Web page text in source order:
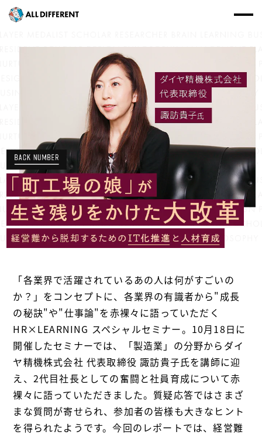
「各業界で活躍されているあの人は何がすごいの
か？」をコンセプトに、各業界の有識者から"成長
の秘訣"や"仕事論"を赤裸々に語っていただく
HR×LEARNING スペシャルセミナー。10月18日に
開催したセミナーでは、「製造業」の分野からダイ
ヤ精機株式会社 代表取締役 諏訪貴子氏を講師に迎
え、2代目社長としての奮闘と社員育成について赤
裸々に語っていただきました。質疑応答ではさまざ
まな質問が寄せられ、参加者の皆様も大きなヒント
を得られたようです。今回のレポートでは、経営難